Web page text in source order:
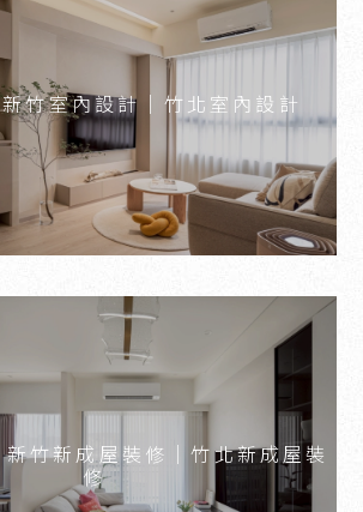
竹室內設計｜竹北室內設計
竹新成屋裝修｜竹北新成屋裝
修